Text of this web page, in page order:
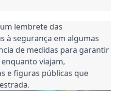
lembrete das
à segurança em algumas
de medidas para garantir
viajam,
e figuras públicas que